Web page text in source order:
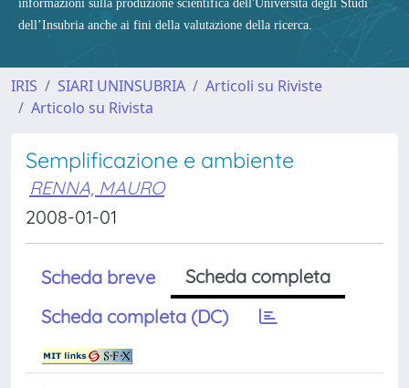
informazioni sulla produzione scientifica dell'Università degli Studi
dell’Insubria anche ai fini della valutazione della ricerca.
IRIS SIARI UNINSUBRIA
Articoli su Riviste
Articolo su Rivista
Semplificazione e ambiente
RENNA, MAURO
2008-01-01
Scheda breve
Scheda completa
Scheda completa (DC)